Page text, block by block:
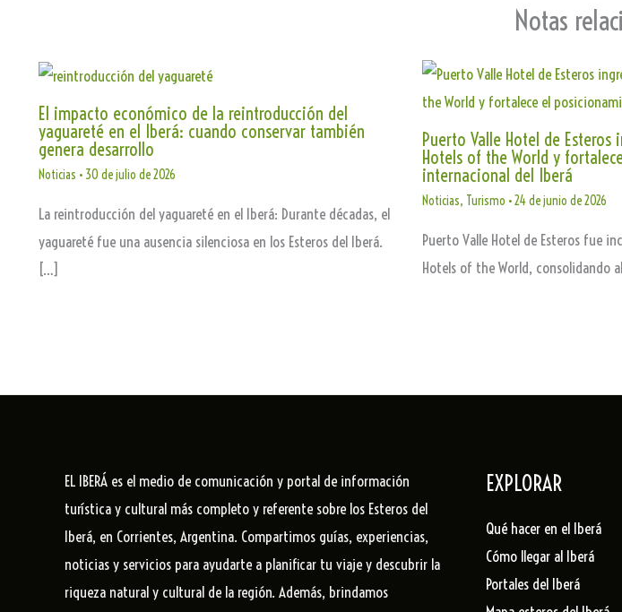
Notas
El impacto económico de la reintroducción del
yaguareté en el Iberá: cuando conservar también
genera desarrollo
Noticias • 30 de julio de 2026
La reintroducción del yaguareté en el Iberá: Durante décadas, el
yaguareté fue una ausencia silenciosa en los Esteros del Iberá.
[…]
Puerto Valle Hotel de Esteros
Hotels of the World y
internacional del Iberá
Noticias, Turismo •24 de junio de 2026
Puerto Valle Hotel de Esteros fue
Hotels of the World, consolidando
EL IBERÁ es el medio de comunicación y portal de información
turística y cultural más completo y referente sobre los Esteros del
Iberá, en Corrientes, Argentina. Compartimos guías, experiencias,
noticias y servicios para ayudarte a planificar tu viaje y descubrir la
riqueza natural y cultural de la región. Además, brindamos
EXPLORAR
Qué hacer en el Iberá
Cómo llegar al Iberá
Portales del Iberá